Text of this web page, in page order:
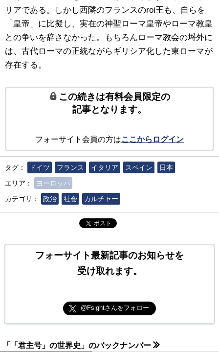
リアである。しかし西隣のフランスのroi王も、自らを
「皇帝」に比擬し、実在の神聖ローマ皇帝やローマ教皇
との争いを辞さなかった。もちろんローマ教会の埒外に
は、古代ローマの正統ながらギリシア化した東ローマが
存在する。
この続きは有料会員限定の
記事となります。
フォーサイト会員の方はここからログイン
タグ： ドイツ フランス イタリア スペイン
日本
エリア：
ヨーロッパ
カテゴリ：
政治 社会 カルチャー
ポスト
フォーサイト最新記事のお知らせを
受け取れます。
@Fsightさんをフォロー
「「君主号」の世界史」のバックナンバー